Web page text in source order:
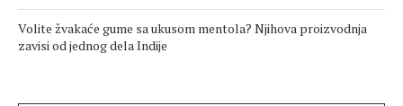
Volite žvakaće gume sa ukusom mentola? Njihova proizvodnja
zavisi od jednog dela Indije